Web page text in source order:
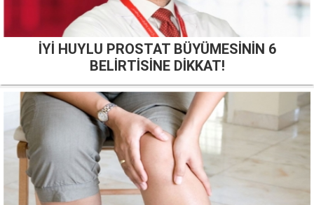
İYİ HUYLU PROSTAT BÜYÜMESİNİN 6
BELİRTİSİNE DİKKAT!